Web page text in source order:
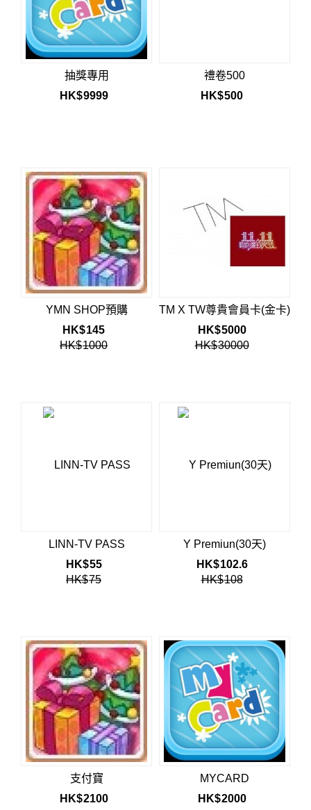
抽獎專用
HK$9999
禮卷500
HK$500
YMN SHOP預購
HK$145
HK$1000
TM X TW尊貴會員卡(金卡)
HK$5000
HK$30000
LINN-TV PASS
HK$55
HK$75
Y Premiun(30天)
HK$102.6
HK$108
支付寶
HK$2100
MYCARD
HK$2000